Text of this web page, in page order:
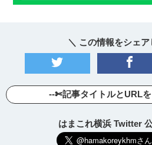
＼ この情報をシェ
--✄記事タイトルとURL
はまこれ横浜 Twitter